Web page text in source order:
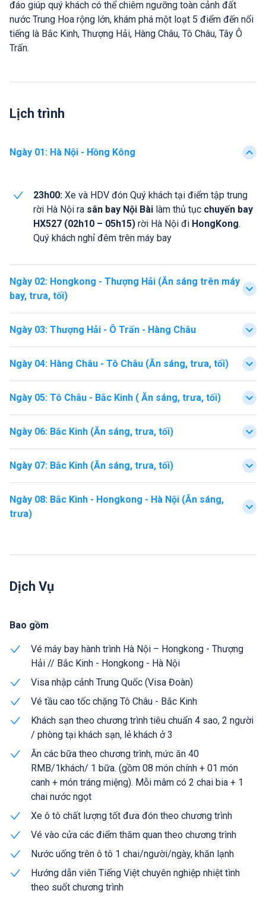
đáo giúp quý khách có thể chiêm ngưỡng toàn cảnh đất
nước Trung Hoa rộng lớn, khám phá một loạt 5 điểm đến nổi
tiếng là Bắc Kinh, Thượng Hải, Hàng Châu, Tô Châu, Tây Ô
Trấn.
Lịch trình
Ngày 01: Hà Nội - Hồng Kông
23h00: Xe và HDV đón Quý khách tại điểm tập trung
rời Hà Nội ra sân bay Nội Bài làm thủ tục chuyến bay
HX527 (02h10 – 05h15) rời Hà Nội đi HongKong.
Quý khách nghỉ đêm trên máy bay
Ngày 02: Hongkong - Thượng Hải (Ăn sáng trên máy
bay, trưa, tối)
Ngày 03: Thượng Hải - Ô Trấn - Hàng Châu
Ngày 04: Hàng Châu - Tô Châu (Ăn sáng, trưa, tối)
Ngày 05: Tô Châu - Bắc Kinh ( Ăn sáng, trưa, tối)
Ngày 06: Bắc Kinh (Ăn sáng, trưa, tối)
Ngày 07: Bắc Kinh (Ăn sáng, trưa, tối)
Ngày 08: Bắc Kinh - Hongkong - Hà Nội (Ăn sáng,
trưa)
Dịch Vụ
Bao gồm
Vé máy bay hành trình Hà Nội – Hongkong - Thượng
Hải // Bắc Kinh - Hongkong - Hà Nội
Visa nhập cảnh Trung Quốc (Visa Đoàn)
Vé tầu cao tốc chặng Tô Châu - Bắc Kinh
Khách sạn theo chương trình tiêu chuẩn 4 sao, 2 người
/ phòng tại khách sạn, lẻ khách ở 3
Ăn các bữa theo chương trình, mức ăn 40
RMB/1khách/ 1 bữa. (gồm 08 món chính + 01 món
canh + món tráng miệng). Mỗi mâm có 2 chai bia + 1
chai nước ngọt
Xe ô tô chất lượng tốt đưa đón theo chương trình
Vé vào cửa các điểm thăm quan theo chương trình
Nước uống trên ô tô 1 chai/người/ngày, khăn lạnh
Hướng dẫn viên Tiếng Việt chuyên nghiệp nhiệt tình
theo suốt chương trình